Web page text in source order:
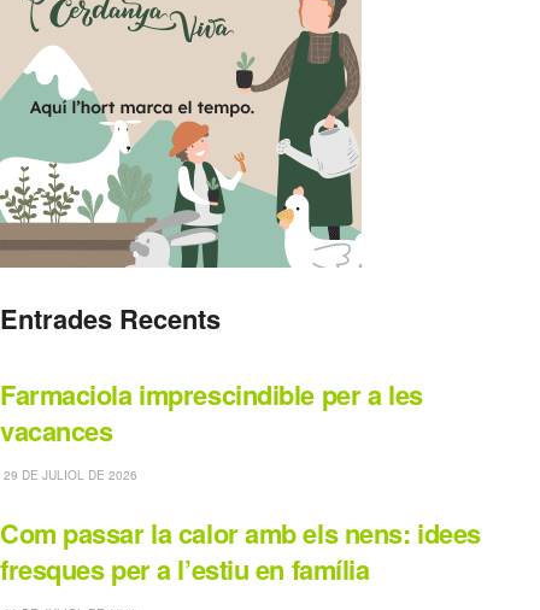
Entrades Recents
Farmaciola imprescindible per a les
vacances
29 DE JULIOL DE 2026
Com passar la calor amb els nens: idees
fresques per a l’estiu en família